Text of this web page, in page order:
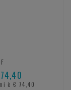
è € 74,40